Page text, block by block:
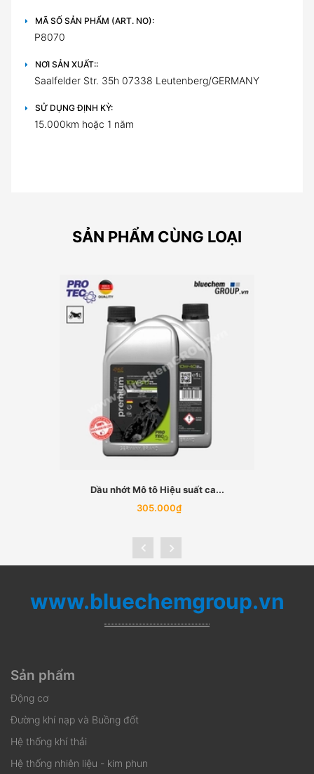
MÃ SỐ SẢN PHẨM (ART. NO):
P8070
NƠI SẢN XUẤT::
Saalfelder Str. 35h 07338 Leutenberg/GERMANY
SỬ DỤNG ĐỊNH KỲ:
15.000km hoặc 1 năm
SẢN PHẨM CÙNG LOẠI
Dầu nhớt Mô tô Hiệu suất ca...
305.000₫
www.bluechemgroup.vn
Sản phẩm
Động cơ
Đường khí nạp và Buồng đốt
Hệ thống khí thải
Hệ thống nhiên liệu - kim phun